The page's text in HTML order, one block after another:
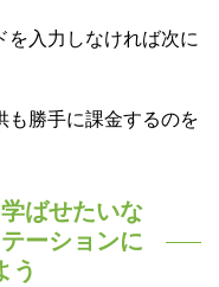
を入力しなければ次に
も勝手に課金するのを
ばせたいな
ーションに
う